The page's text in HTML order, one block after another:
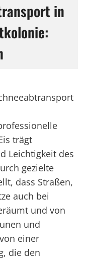
in
trägt
Leichtigkeit des
gezielte
dass Straßen,
auch bei
und von
und
einer
die den